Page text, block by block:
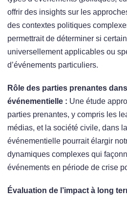
offrir des insights sur les
des contextes politiques
permettrait de déterminer si
universellement applicables ou
d’événements particuliers.
Rôle des parties prenantes
événementielle : Une étude
parties prenantes, y compris les
médias, et la société civile, dans
événementielle pourrait élargir
dynamiques complexes qui
événements en période de crise
Évaluation de l’impact à long